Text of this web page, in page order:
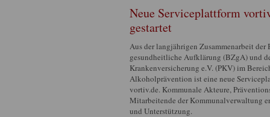
Neue Serviceplattform
gestartet
Aus der langjährigen Zusammenarbeit der
gesundheitliche Aufklärung (BZgA) und
Krankenversicherung e.V. (PKV) im
Alkoholprävention ist eine neue
vortiv.de. Kommunale Akteure,
Mitarbeitende der Kommunalverwaltung
und Unterstützung.